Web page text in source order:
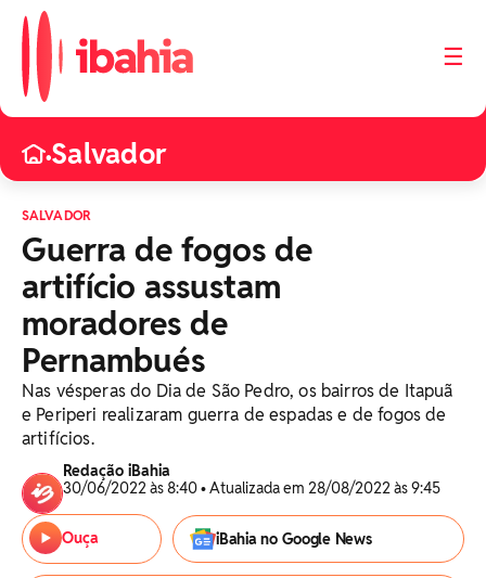
☰
•Salvador
SALVADOR
Guerra de fogos de
artifício assustam
moradores de
Pernambués
Nas vésperas do Dia de São Pedro, os bairros de Itapuã
e Periperi realizaram guerra de espadas e de fogos de
artifícios.
Redação iBahia
30/06/2022 às 8:40 • Atualizada em 28/08/2022 às 9:45
Ouça iBahia no Google News